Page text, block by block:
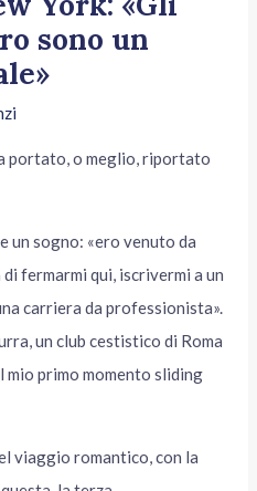
sono un
portato, o meglio, riportato
un sogno: «ero venuto da
fermarmi qui, iscrivermi a un
carriera da professionista».
un club cestistico di Roma
primo momento sliding
viaggio romantico, con la